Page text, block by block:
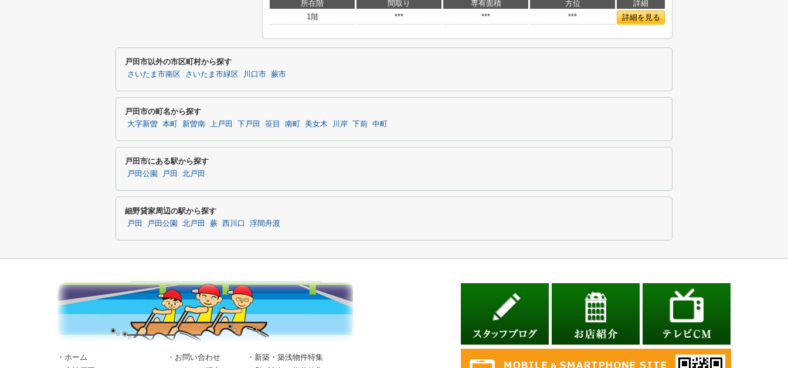
所在階 間取り 専有面積 方位
詳細
1階
*** *** *** 詳細を見る
戸田市以外の市区町村から探す
さいたま市南区 さいたま市緑区 川口市 蕨市
戸田市の町名から探す
大字新曽 本町 新曽南 上戸田 下戸田 笹目 南町 美女木 川岸 下前 中町
戸田市にある駅から探す
戸田公園 戸田 北戸田
細野貸家周辺の駅から探す
戸田 戸田公園 北戸田 蕨 西川口 浮間舟渡
・ホーム
・お問い合わせ
・新築・築浅物件特集